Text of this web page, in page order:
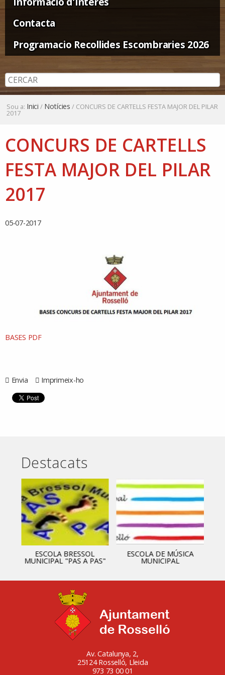
Contacta
Programacio Recollides Escombraries 2026
Sou a: Inici / Notícies / CONCURS DE CARTELLS FESTA MAJOR DEL PILAR
2017
CONCURS DE CARTELLS
FESTA MAJOR DEL PILAR
2017
05-07-2017
BASES PDF
Envia Imprimeix-ho
Destacats
ESCOLA BRESSOL
MUNICIPAL "PAS A PAS"
ESCOLA DE MÚSICA
MUNICIPAL
Av. Catalunya, 2,
25124 Rosselló, Lleida
973 73 00 01